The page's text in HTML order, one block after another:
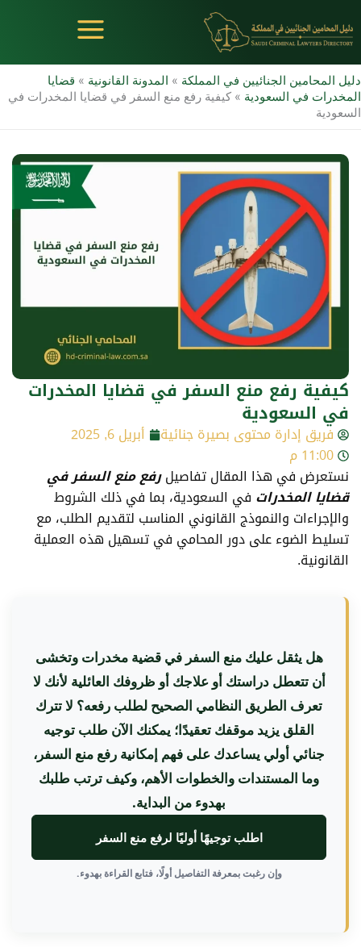
إلى
المحتوى
دليل المحامين الجنائيين في المملكة » المدونة القانونية » قضايا
المخدرات في السعودية » كيفية رفع منع السفر في قضايا المخدرات في
السعودية
كيفية رفع منع السفر في قضايا المخدرات
في السعودية
فريق إدارة محتوى بصيرة جنائية
أبريل 6, 2025
11:00 م
نستعرض في هذا المقال تفاصيلرفع منع السفر في
قضايا المخدرات في السعودية، بما في ذلك الشروط
والإجراءات والنموذج القانوني المناسب لتقديم الطلب، مع
تسليط الضوء على دور المحامي في تسهيل هذه العملية
القانونية.
هل يثقل عليك منع السفر في قضية مخدرات وتخشى
أن تتعطل دراستك أو علاجك أو ظروفك العائلية لأنك لا
تعرف الطريق النظامي الصحيح لطلب رفعه؟ لا تترك
القلق يزيد موقفك تعقيدًا؛ يمكنك الآن طلب توجيه
جنائي أولي يساعدك على فهم إمكانية رفع منع السفر،
وما المستندات والخطوات الأهم، وكيف ترتب طلبك
بهدوء من البداية.
اطلب توجيهًا أوليًا لرفع منع السفر
وإن رغبت بمعرفة التفاصيل أولًا، فتابع القراءة بهدوء.